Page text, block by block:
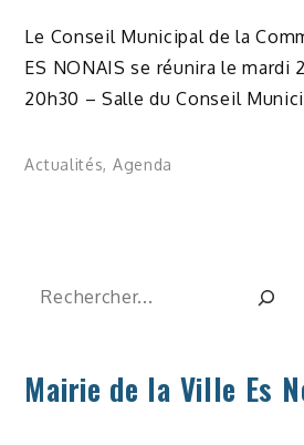
Le Conseil Municipal de la
ES NONAIS se réunira le mardi
20h30 – Salle du Conseil
Actualités, Agenda
Rechercher
Mairie de la Ville Es